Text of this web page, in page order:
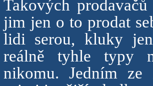
Takových
jim jen o to prodat
lidi serou, kluky
reálně tyhle typy
nikomu. Jedním